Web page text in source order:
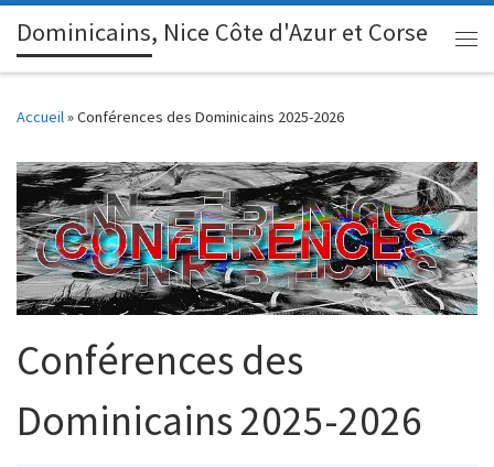
Passer au contenu
Dominicains, Nice Côte d'Azur et Corse
Accueil»Conférences des Dominicains 2025-2026
Conférences des
Dominicains 2025-2026